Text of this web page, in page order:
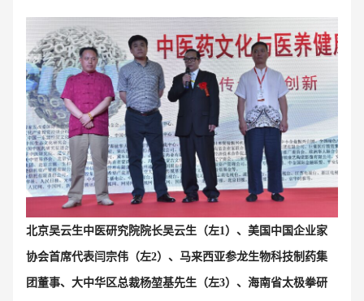
北京吴云生中医研究院院长吴云生（左1）、美国中国企业家
协会首席代表闫宗伟（左2）、 马来西亚参龙生物科技制药集
团董事、大中华区总裁杨堃基先生（左3） 、海南省太极拳研